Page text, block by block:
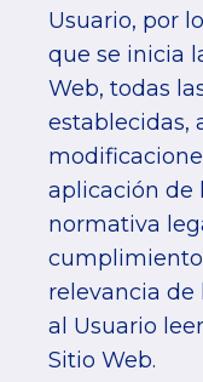
Usuario, por
que se inicia
Web, todas
establecidas,
aplicación de
normativa
cumplimiento
relevancia de
al Usuario
Sitio Web.